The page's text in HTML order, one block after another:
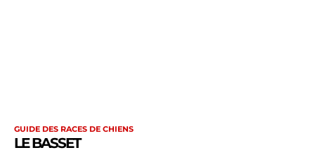
GUIDE DES RACES DE CHIENS
LE BASSET